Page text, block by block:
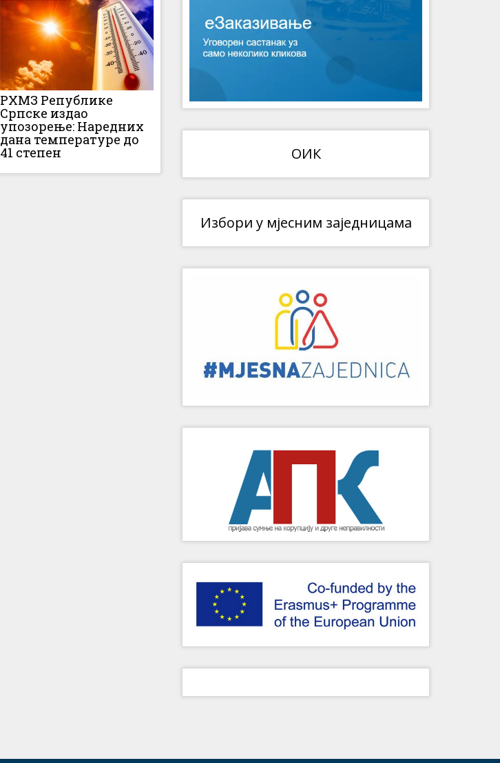
РХМЗ Републике
Српске издао
упозорење: Наредних
дана температуре до
41 степен ОИК
Избори у мјесним заједницама